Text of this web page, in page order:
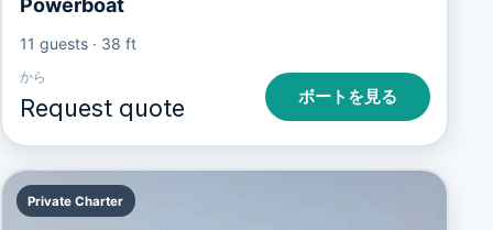
11 guests· 38 ft
から
Request quote ボートを見る
Private Charter